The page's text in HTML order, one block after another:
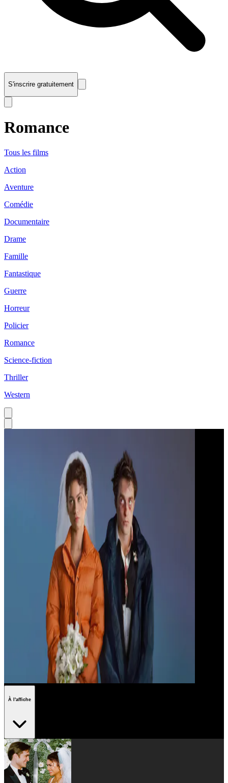
S'inscrire gratuitement
Romance
Tous les films
Action
Aventure
Comédie
Documentaire
Drame
Famille
Fantastique
Guerre
Horreur
Policier
Romance
Science-fiction
Thriller
Western
À l'affiche